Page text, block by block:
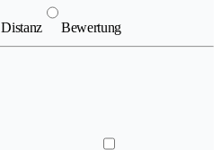
Distanz Bewertung